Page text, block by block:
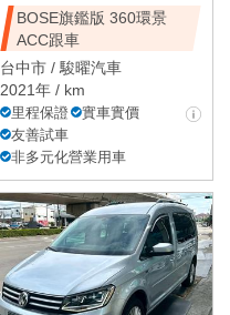
BOSE旗鑑版 360環景
ACC跟車
台中市 / 駿曜汽車
2021年 / km
里程保證
實車實價
友善試車
非多元化營業用車